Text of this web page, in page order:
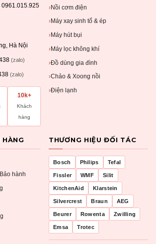
0961.015.925
Hà Nội
(zalo)
(zalo)
10k+
Khách
hàng
›Nồi cơm điện
› Máy xay sinh tố & ép
› Máy hút bụi
›Máy lọc không khí
›Đồ dùng gia đình
›Chảo & Xoong nồi
›Điện lạnh
hành
THƯƠNG HIỆU ĐỐI TÁC
Bosch Philips Tefal
Fissler WMF Silit
KitchenAid Klarstein
Silvercrest Braun AEG
Beurer Rowenta Zwilling
Emsa Trotec